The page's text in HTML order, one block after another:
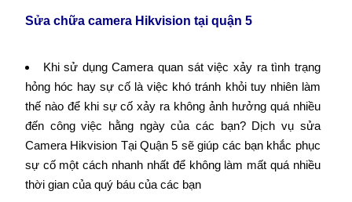
Sửa chữa camera Hikvision tại quận 5
Khi sử dụng Camera quan sát việc xảy ra tình trạng
hỏng hóc hay sự cố là việc khó tránh khỏi tuy nhiên làm
thế nào để khi sự cố xảy ra không ảnh hưởng quá nhiều
đến công việc hằng ngày của các bạn? Dịch vụ sửa
Camera Hikvision Tại Quận 5 sẽ giúp các bạn khắc phục
sự cố một cách nhanh nhất để không làm mất quá nhiều
thời gian của quý báu của các bạn